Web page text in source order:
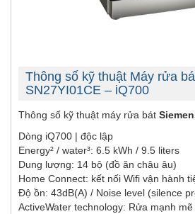
Thông số kỹ thuật Máy rửa
SN27YI01CE – iQ700
Thông số kỹ thuật máy rửa bát
Dòng iQ700 | độc lập
Energy² / water³: 6.5 kWh / 9.5 liters
Dung lượng: 14 bộ (đồ ăn châu âu)
Home Connect: kết nối Wifi vận hành
Độ ồn: 43dB(A) / Noise level (silence
ActiveWater technology: Rửa mạnh